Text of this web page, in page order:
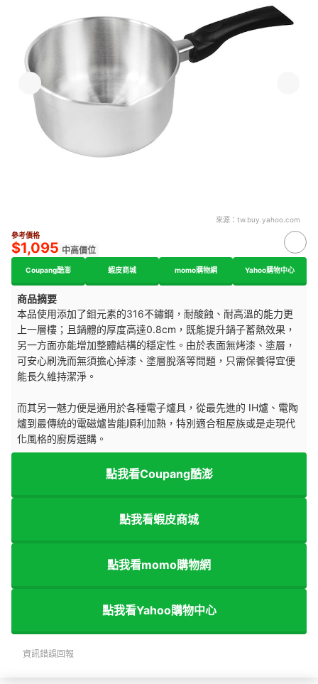
來源： tw.buy.yahoo.com
參考價格
$1,095 中高價位
Coupang酷澎 蝦皮商城 momo購物網 Yahoo購物中心
商品摘要
本品使用添加了鉬元素的316不鏽鋼，耐酸蝕、耐高溫的能力更
上一層樓；且鍋體的厚度高達0.8cm，既能提升鍋子蓄熱效果，
另一方面亦能增加整體結構的穩定性。由於表面無烤漆、塗層，
可安心刷洗而無須擔心掉漆、塗層脫落等問題，只需保養得宜便
能長久維持潔淨。
而其另一魅力便是通用於各種電子爐具，從最先進的 IH爐、電陶
爐到最傳統的電磁爐皆能順利加熱，特別適合租屋族或是走現代
化風格的廚房選購。
點我看Coupang酷澎
點我看蝦皮商城
點我看momo購物網
點我看Yahoo購物中心
資訊錯誤回報